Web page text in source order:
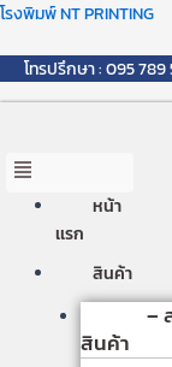
Skip
content
โรงพิมพ์ NT PRINTING
โทรปรึกษา : 095 789
Menu
หน้า
เเรก
สินค้า
–
สินค้า